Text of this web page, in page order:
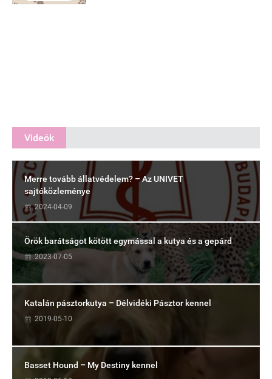
Videók
Merre tovább állatvédelem? – Az UNIVET
sajtóközleménye
2024-04-09
Örök barátságot kötött egymással a kutya és a gepárd
2023-07-05
Katalán pásztorkutya – Délvidéki Pásztor kennel
2019-05-10
Basset Hound – My Destiny kennel